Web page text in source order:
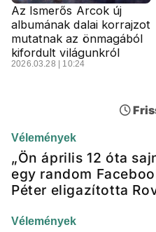
Az Ismerős Arcok új
albumának dalai korrajzot
mutatnak az önmagából
kifordult világunkról
2026.03.28 | 10:24
Vélemények
„Ön április 12 óta
egy random
Péter eligazította
Vélemények